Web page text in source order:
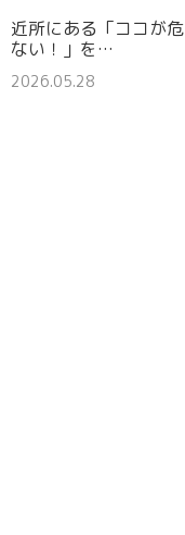
近所にある「ココが危
ない！」を…
2026.05.28